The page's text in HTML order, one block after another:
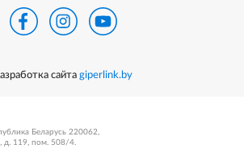
сайта giperlink.by
Беларусь 220062,
д. 119, пом. 508/4.